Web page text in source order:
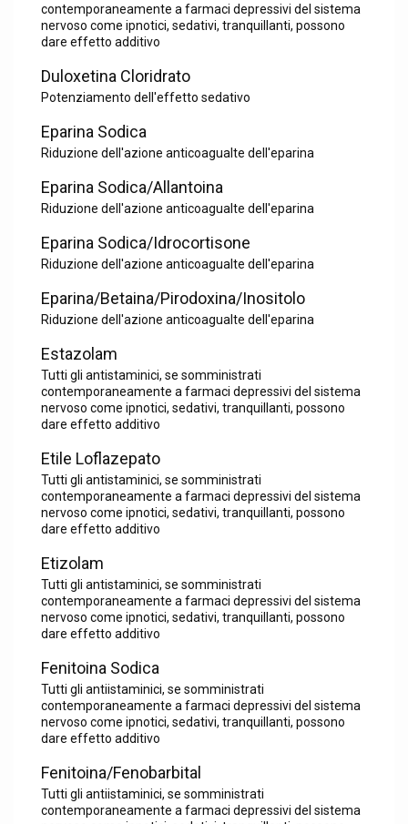
contemporaneamente a farmaci depressivi del sistema
nervoso come ipnotici, sedativi, tranquillanti, possono
dare effetto additivo
Duloxetina Cloridrato
Potenziamento dell'effetto sedativo
Eparina Sodica
Riduzione dell'azione anticoagualte dell'eparina
Eparina Sodica/Allantoina
Riduzione dell'azione anticoagualte dell'eparina
Eparina Sodica/Idrocortisone
Riduzione dell'azione anticoagualte dell'eparina
Eparina/Betaina/Pirodoxina/Inositolo
Riduzione dell'azione anticoagualte dell'eparina
Estazolam
Tutti gli antistaminici, se somministrati
contemporaneamente a farmaci depressivi del sistema
nervoso come ipnotici, sedativi, tranquillanti, possono
dare effetto additivo
Etile Loflazepato
Tutti gli antistaminici, se somministrati
contemporaneamente a farmaci depressivi del sistema
nervoso come ipnotici, sedativi, tranquillanti, possono
dare effetto additivo
Etizolam
Tutti gli antistaminici, se somministrati
contemporaneamente a farmaci depressivi del sistema
nervoso come ipnotici, sedativi, tranquillanti, possono
dare effetto additivo
Fenitoina Sodica
Tutti gli antiistaminici, se somministrati
contemporaneamente a farmaci depressivi del sistema
nervoso come ipnotici, sedativi, tranquillanti, possono
dare effetto additivo
Fenitoina/Fenobarbital
Tutti gli antiistaminici, se somministrati
contemporaneamente a farmaci depressivi del sistema